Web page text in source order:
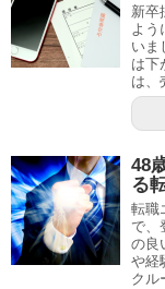
新卒
よう
いま
は下
は、
48
る
転職
で、
の良
や経
クル